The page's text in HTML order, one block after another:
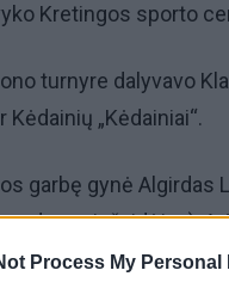
Process My Personal
Kretingos sporto
turnyre dalyvavo
Kėdainių „Kėdainiai“.
garbę gynė Algirdas
ir žaidėjas),
Jonas Paulikas,